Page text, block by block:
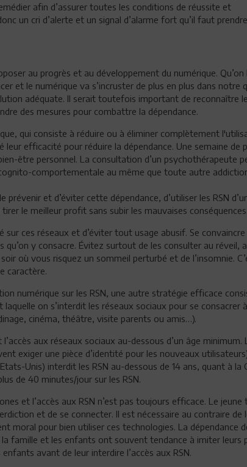
afin d’assurer toutes les conditions de réussite et
un cri d’alerte et un signal d’alarme fort qu’il faut
au progrès et au développement du numérique. Qu’on
et le numérique va s’incruster de plus en plus dans notre
adéquate. Il serait toutefois important de reconnaître
des mesures pour combattre la dépendance.
qui consiste à réduire ou à éliminer complètement
efficacité pour réduire la dépendance. Une semaine de
être personnel. La consultation d’un psychothérapeute
comportementale au même que toute autre
et d’éviter cette dépendance, d’utiliser les RSN
le meilleur profit sans subir les mauvaises conséquences.
sur ces réseaux et d’éviter tout usage abusif. Se convaincre
qu’on y consacre. Évitez surtout de les consulter au réveil,
où vous risquez un sommeil perturbé et de l’insomnie.
caractère.
numérique sur les RSN, une autre stratégie efficace
on s’interdit les réseaux sociaux pour se consacrer
cinéma, théâtre, visite parents ou amis…).
aux réseaux sociaux au-dessous d’un âge minimum.
exiger une pièce d’identité pour les nouveaux
Unis) interdit les RSN au-dessous de 14 ans, quant à la
de 40 minutes/jour sur les RSN.
et l’accès aux RSN n’est pas toujours efficace. Le jeune
et de se connecter. Il est nécessaire au contraire de
moral pour bien utiliser ces technologies. La dépendance
la famille et les enfants ont souvent tendance à imiter leurs
avant de leur interdire l’accès aux RSN.